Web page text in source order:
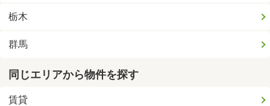
栃木
群馬
同じエリアから物件を探す
賃貸